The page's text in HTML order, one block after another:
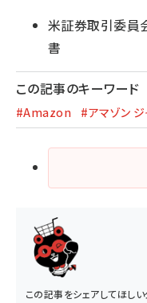
米証券取引委員
書
この記事のキーワード
#Amazon #アマゾン ジ
この記事をシェアしてほしい